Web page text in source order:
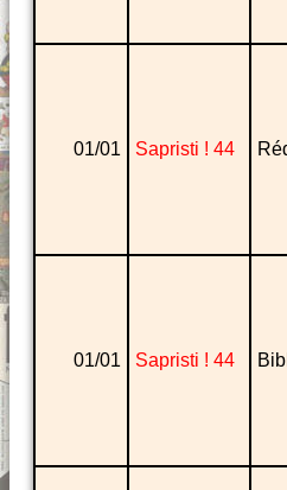
01/01 Sapristi ! 44
01/01 Sapristi ! 44